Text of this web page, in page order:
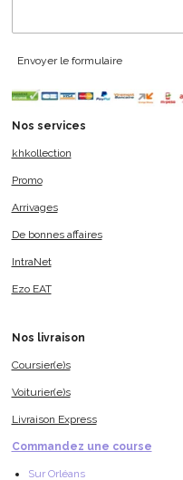
Envoyer le formulaire
Nos services
khkollection
Promo
Arrivages
De bonnes affaires
IntraNet
Ezo EAT
Nos livraison
Coursier(e)s
Voiturier(e)s
Livraison Express
Commandez une course
Sur Orléans